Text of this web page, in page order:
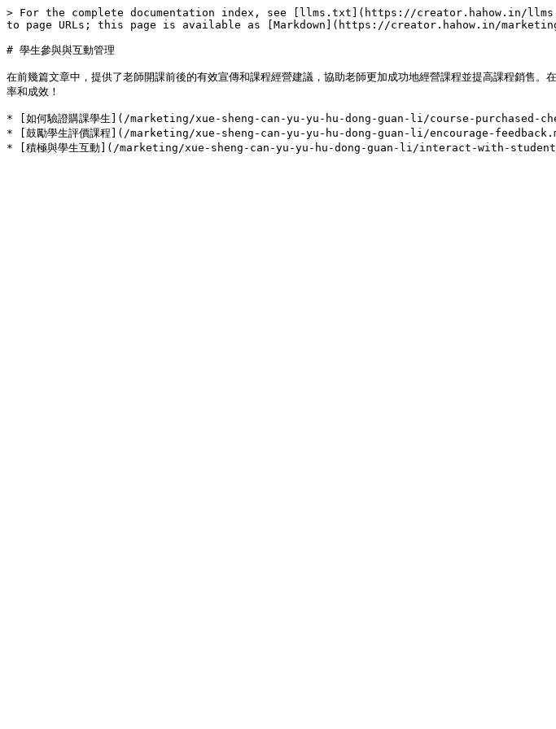
> For the complete documentation index, see [llms.txt](https://creator.hahow.in/
to page URLs; this page is available as [Markdown](https://creator.hahow.in/
# 學生參與與互動管理
在前幾篇文章中，提供了老師開課前後的有效宣傳和課程經營建議，協助老師更加成功地經營課程並提高課程銷售
率和成效！
* [如何驗證購課學生](/marketing/xue-sheng-can-yu-yu-hu-dong-guan-li/course-purchased-
* [鼓勵學生評價課程](/marketing/xue-sheng-can-yu-yu-hu-dong-guan-li/encourage-